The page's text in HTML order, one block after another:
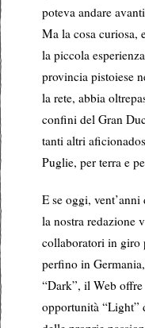
poteva andare
Ma la cosa curiosa,
la piccola
provincia pistoiese
la rete, abbia
confini del Gran
tanti altri
Puglie, per terra e
E se oggi,
la nostra redazione
collaboratori in giro
perfino in
“Dark”, il Web offre
opportunità “Light”